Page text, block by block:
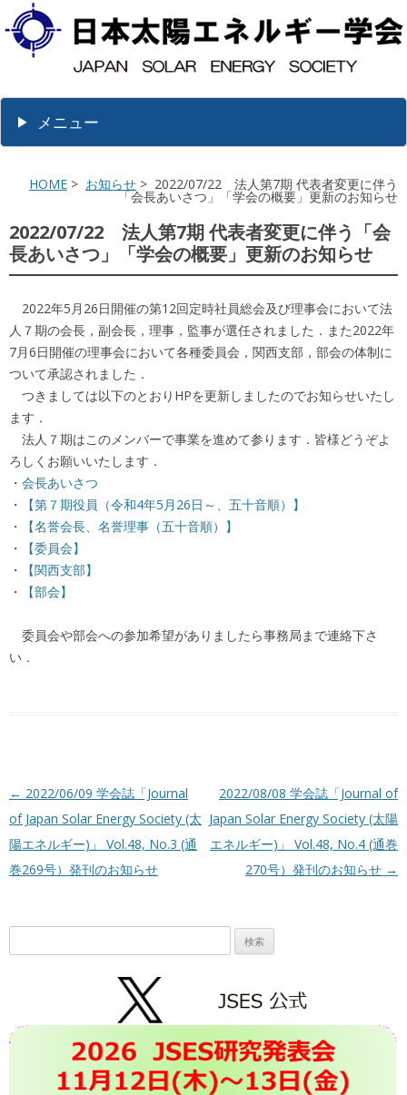
メニュー
HOME > お知らせ > 2022/07/22 法人第7期 代表者変更に伴う
「会長あいさつ」「学会の概要」更新のお知らせ
2022/07/22 法人第7期 代表者変更に伴う「会
長あいさつ」「学会の概要」更新のお知らせ
2022年5月26日開催の第12回定時社員総会及び理事会において法
人７期の会長，副会長，理事，監事が選任されました．また2022年
7月6日開催の理事会において各種委員会，関西支部，部会の体制に
ついて承認されました．
つきましては以下のとおりHPを更新しましたのでお知らせいたし
ます．
法人７期はこのメンバーで事業を進めて参ります．皆様どうぞよ
ろしくお願いいたします．
・ 会長あいさつ
・
【第７期役員（令和4年5月26日～、五十音順）】
・
【名誉会長、名誉理事（五十音順）】
・
【委員会】
・
【関西支部】
・
【部会】
委員会や部会への参加希望がありましたら事務局まで連絡下さ
い．
投稿ナビゲーション
← 2022/06/09 学会誌「Journal
of Japan Solar Energy Society (太
陽エネルギー)」 Vol.48, No.3 (通
巻269号）発刊のお知らせ
2022/08/08 学会誌「Journal of
Japan Solar Energy Society (太陽
エネルギー)」 Vol.48, No.4 (通巻
270号）発刊のお知らせ →
索: